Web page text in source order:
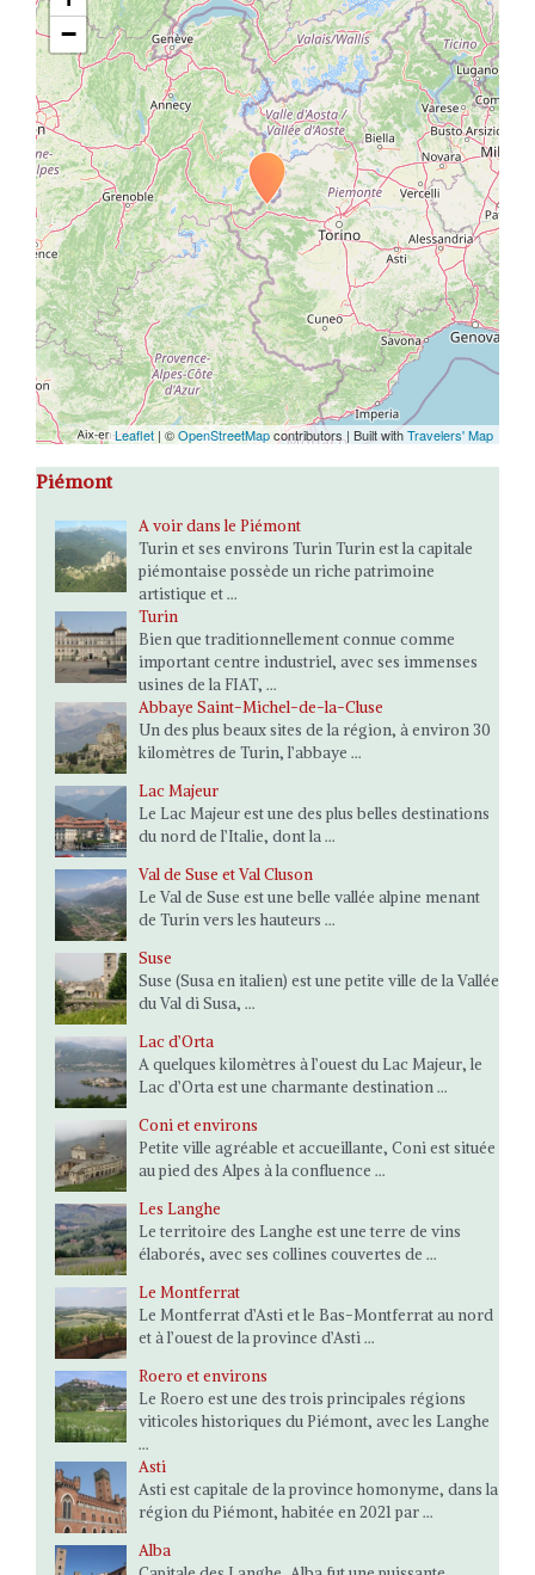
Travelers' Map is loading...
If you see this after your page is
loaded completely, leafletJS files
are missing.
−
Leaflet | ©OpenStreetMapcontributors | Built withTravelers' Map
Piémont
A voir dans le Piémont
Turin et ses environs Turin Turin est la capitale
piémontaise possède un riche patrimoine
artistique et ...
Turin
Bien que traditionnellement connue comme
important centre industriel, avec ses immenses
usines de la FIAT, ...
Abbaye Saint-Michel-de-la-Cluse
Un des plus beaux sites de la région, à environ 30
kilomètres de Turin, l’abbaye ...
Lac Majeur
Le Lac Majeur est une des plus belles destinations
du nord de l’Italie, dont la ...
Val de Suse et Val Cluson
Le Val de Suse est une belle vallée alpine menant
de Turin vers les hauteurs ...
Suse
Suse (Susa en italien) est une petite ville de la Vallée
du Val di Susa, ...
Lac d’Orta
A quelques kilomètres à l’ouest du Lac Majeur, le
Lac d’Orta est une charmante destination ...
Coni et environs
Petite ville agréable et accueillante, Coni est située
au pied des Alpes à la confluence ...
Les Langhe
Le territoire des Langhe est une terre de vins
élaborés, avec ses collines couvertes de ...
Le Montferrat
Le Montferrat d’Asti et le Bas-Montferrat au nord
et à l’ouest de la province d’Asti ...
Roero et environs
Le Roero est une des trois principales régions
viticoles historiques du Piémont, avec les Langhe
...
Asti
Asti est capitale de la province homonyme, dans la
région du Piémont, habitée en 2021 par ...
Alba